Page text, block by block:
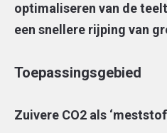
optimaliseren van de
een snellere rijping van
Toepassingsgebied
Zuivere CO2 als